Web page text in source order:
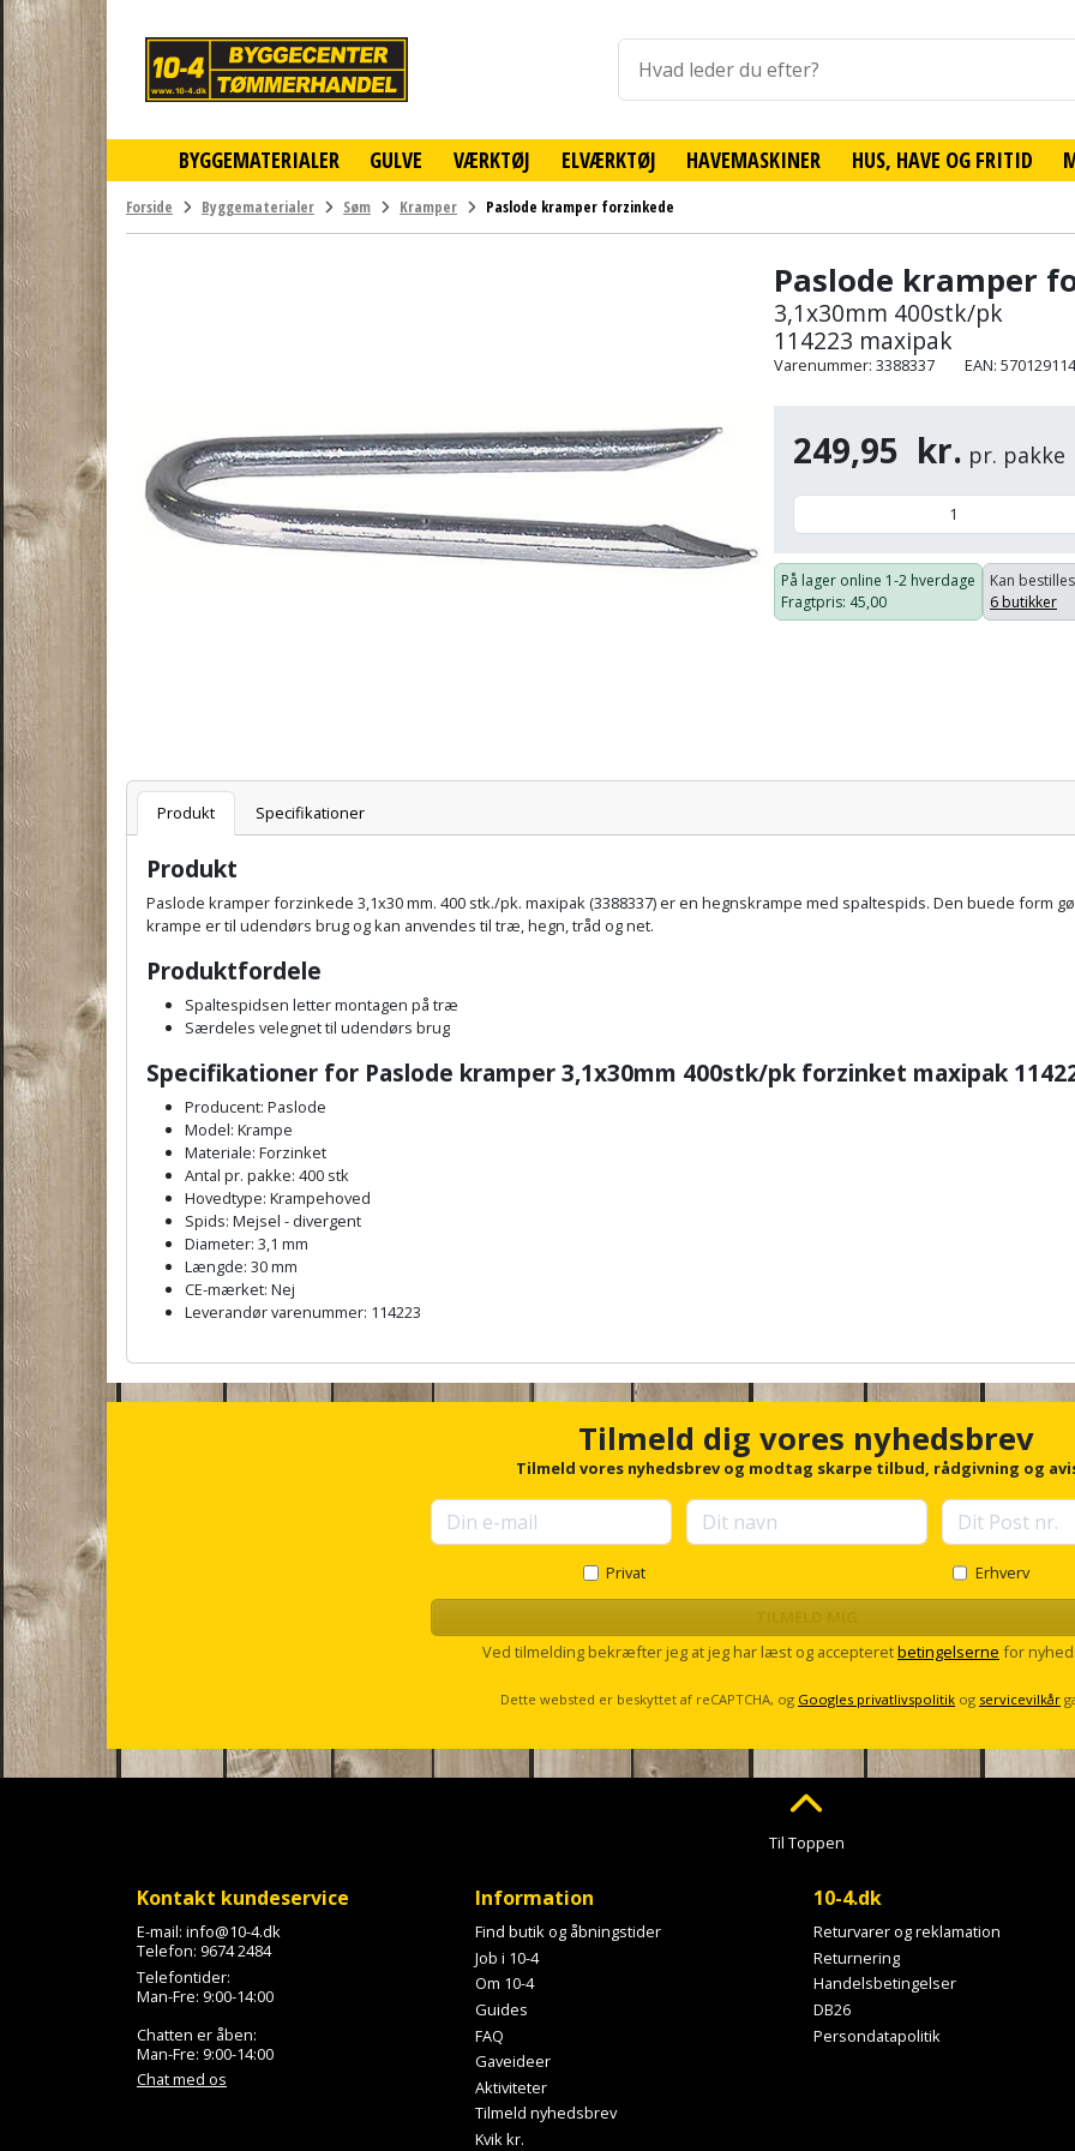
BYGGEMATERIALER GULVE VÆRKTØJ ELVÆRKTØJ HAVEMASKINER HUS, HAVE OG FRITID
online
byggemarked
og
tømmerhandel
-
Forside Byggematerialer Søm Kramper Paslode kramper forzinkede
Paslode kramper
3,1x30mm 400stk/pk
114223 maxipak
Varenummer: 3388337 EAN:
249,95 kr. pr. pakke
På lager online 1-2 hverdage
Fragtpris: 45,00
Kan
6 butikker
Varenummer
Pris:
Produkt
Specifikationer
Produkt
Paslode kramper forzinkede 3,1x30 mm. 400 stk./pk. maxipak (3388337) er en hegnskrampe med spaltespids. Den buede form
krampe er til udendørs brug og kan anvendes til træ, hegn, tråd og net.
Produktfordele
Spaltespidsen letter montagen på træ
Særdeles velegnet til udendørs brug
Specifikationer for Paslode kramper 3,1x30mm 400stk/pk forzinket maxipak
Producent: Paslode
Model: Krampe
Materiale: Forzinket
Antal pr. pakke: 400 stk
Hovedtype: Krampehoved
Spids: Mejsel - divergent
Diameter: 3,1 mm
Længde: 30 mm
CE-mærket: Nej
Leverandør varenummer: 114223
c
Tilmeld dig vores nyhedsbrev
Tilmeld vores nyhedsbrev og modtag skarpe tilbud, rådgivning og
Privat Erhverv
Ved tilmelding bekræfter jeg at jeg har læst og accepteretbetingelserne for
Dette websted er beskyttet af reCAPTCHA, og Googles privatlivspolitik og servicevilkår
Til Toppen
Kontakt kundeservice
E-mail: info@10-4.dk
Telefon: 9674 2484
Telefontider:
Man-Fre: 9:00-14:00
Chatten er åben:
Man-Fre: 9:00-14:00
Chat med os
Information
Find butik og åbningstider
Job i 10-4
Om 10-4
Guides
FAQ
Gaveideer
Aktiviteter
Tilmeld nyhedsbrev
Kvik kr.
10-4.dk
Returvarer og reklamation
Returnering
Handelsbetingelser
DB26
Persondatapolitik